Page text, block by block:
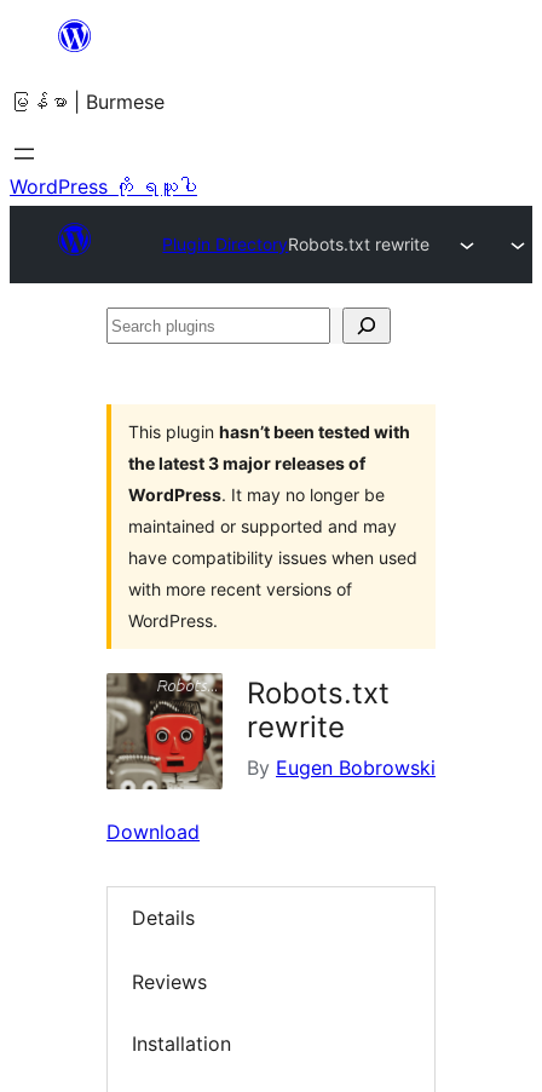
အကြောင်းအရာ
ကျော်သွား
ရန်
မြန်မာ | Burmese
WordPress ကို ရယူပါ
Plugin DirectoryRobots.txt rewrite
Search
This plugin hasn’t been tested with
the latest 3 major releases of
WordPress. It may no longer be
maintained or supported and may
have compatibility issues when used
with more recent versions of
WordPress.
Robots.txt
rewrite
By Eugen Bobrowski
Download
Details
Reviews
Installation